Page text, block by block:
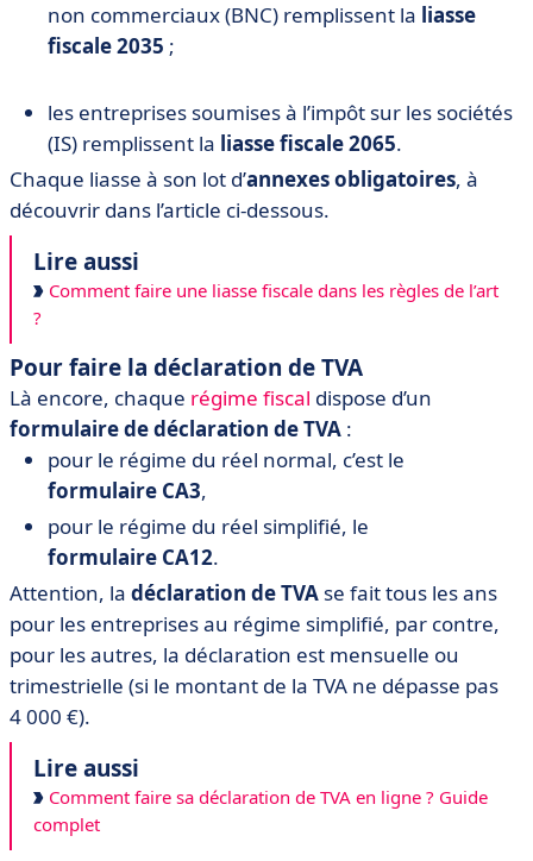
non commerciaux (BNC) remplissent la liasse
fiscale 2035 ;
les entreprises soumises à l’impôt sur les sociétés
(IS) remplissent la liasse fiscale 2065.
Chaque liasse à son lot d’annexes obligatoires, à
découvrir dans l’article ci-dessous.
Lire aussi
Comment faire une liasse fiscale dans les règles de l’art
?
Pour faire la déclaration de TVA
Là encore, chaque régime fiscal dispose d’un
formulaire de déclaration de TVA :
pour le régime du réel normal, c’est le
formulaire CA3,
pour le régime du réel simplifié, le
formulaire CA12.
Attention, la déclaration de TVA se fait tous les ans
pour les entreprises au régime simplifié, par contre,
pour les autres, la déclaration est mensuelle ou
trimestrielle (si le montant de la TVA ne dépasse pas
4 000 €).
Lire aussi
Comment faire sa déclaration de TVA en ligne ? Guide
complet